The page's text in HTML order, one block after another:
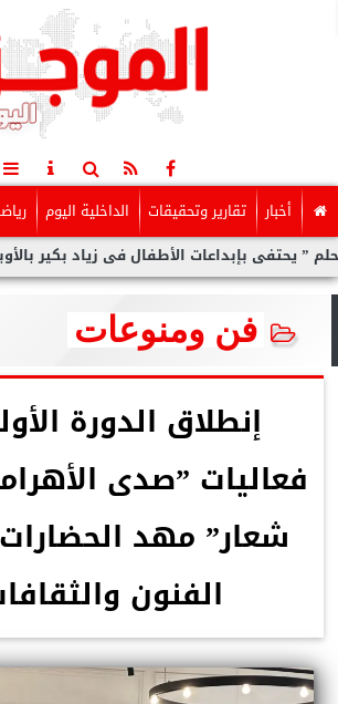
أخبار تقارير وتحقيقات الداخلية اليوم
الأطفال فى زياد بكير بالأوبرا
فن ومنوعات
إنطلاق الدورة
فعاليات ”صدى
شعار” مهد
الفنون